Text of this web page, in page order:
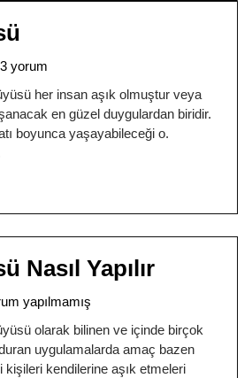
3 yorum
her insan aşık olmuştur veya
en güzel duygulardan biridir.
boyunca yaşayabileceği o.
Nasıl Yapılır
yapılmamış
olarak bilinen ve içinde birçok
uygulamalarda amaç bazen
kişileri kendilerine aşık etmeleri